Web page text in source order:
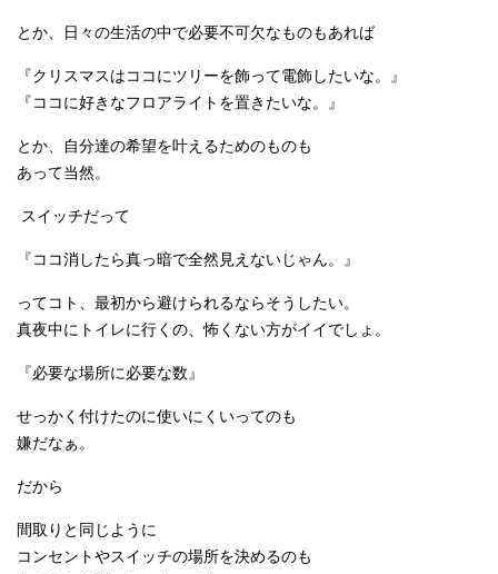
とか、日々の生活の中で必要不可欠なものもあれば
『クリスマスはココにツリーを飾って電飾したいな。』
『ココに好きなフロアライトを置きたいな。』
とか、自分達の希望を叶えるためのものも
あって当然。
スイッチだって
『ココ消したら真っ暗で全然見えないじゃん。』
ってコト、最初から避けられるならそうしたい。
真夜中にトイレに行くの、怖くない方がイイでしょ。
『必要な場所に必要な数』
せっかく付けたのに使いにくいってのも
嫌だなぁ。
だから
間取りと同じように
コンセントやスイッチの場所を決めるのも